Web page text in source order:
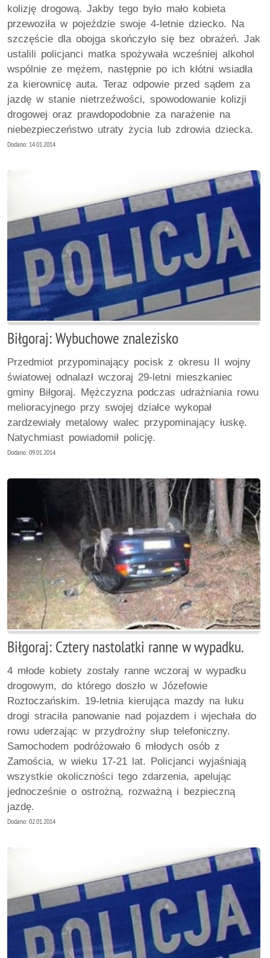
kolizję drogową. Jakby tego było mało kobieta
przewoziła w pojeździe swoje 4-letnie dziecko. Na
szczęście dla obojga skończyło się bez obrażeń. Jak
ustalili policjanci matka spożywała wcześniej alkohol
wspólnie ze mężem, następnie po ich kłótni wsiadła
za kierownicę auta. Teraz odpowie przed sądem za
jazdę w stanie nietrzeźwości, spowodowanie kolizji
drogowej oraz prawdopodobnie za narażenie na
niebezpieczeństwo utraty życia lub zdrowia dziecka.
Dodano: 14.01.2014
Biłgoraj: Wybuchowe znalezisko
Przedmiot przypominający pocisk z okresu II wojny
światowej odnalazł wczoraj 29-letni mieszkaniec
gminy Biłgoraj. Mężczyzna podczas udrażniania rowu
melioracyjnego przy swojej działce wykopał
zardzewiały metalowy walec przypominający łuskę.
Natychmiast powiadomił policję.
Dodano: 09.01.2014
Biłgoraj: Cztery nastolatki ranne w wypadku.
4 młode kobiety zostały ranne wczoraj w wypadku
drogowym, do którego doszło w Józefowie
Roztoczańskim. 19-letnia kierująca mazdy na łuku
drogi straciła panowanie nad pojazdem i wjechała do
rowu uderzając w przydrożny słup telefoniczny.
Samochodem podróżowało 6 młodych osób z
Zamościa, w wieku 17-21 lat. Policjanci wyjaśniają
wszystkie okoliczności tego zdarzenia, apelując
jednocześnie o ostrożną, rozważną i bezpieczną
jazdę.
Dodano: 02.01.2014